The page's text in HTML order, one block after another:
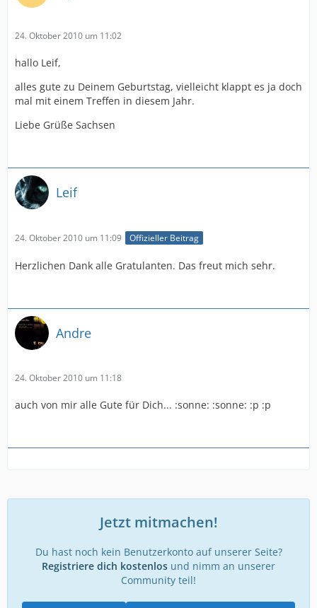
24. Oktober 2010 um 11:02
hallo Leif,
alles gute zu Deinem Geburtstag, vielleicht klappt es ja doch
mal mit einem Treffen in diesem Jahr.
Liebe Grüße Sachsen
Leif
24. Oktober 2010 um 11:09 Offizieller Beitrag
Herzlichen Dank alle Gratulanten. Das freut mich sehr.
Andre
24. Oktober 2010 um 11:18
auch von mir alle Gute für Dich... :sonne: :sonne: :p :p
Jetzt mitmachen!
Du hast noch kein Benutzerkonto auf unserer Seite?
Registriere dich kostenlos und nimm an unserer
Community teil!